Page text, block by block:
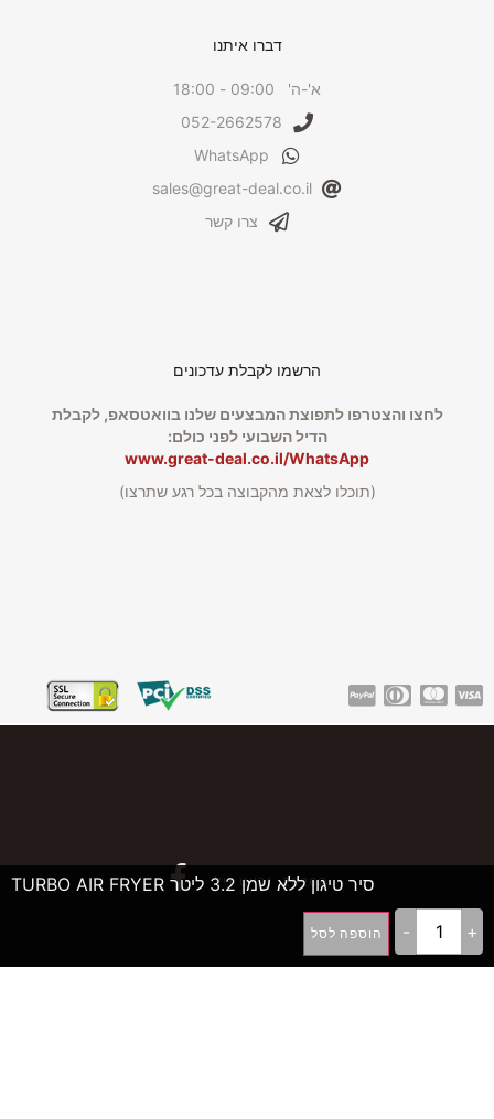
דברו איתנו
א'-ה' 09:00 - 18:00
052-2662578
WhatsApp
sales@great-deal.co.il
צרו קשר
הרשמו לקבלת עדכונים
לחצו והצטרפו לתפוצת המבצעים שלנו בוואטסאפ, לקבלת
הדיל השבועי לפני כולם:
www.great-deal.co.il/WhatsApp
(תוכלו לצאת מהקבוצה בכל רגע שתרצו)
©2026, גרייט דיל
סיר טיגון ללא שמן 3.2 ליטר TURBO AIR FRYER
+
- הוספה לסל